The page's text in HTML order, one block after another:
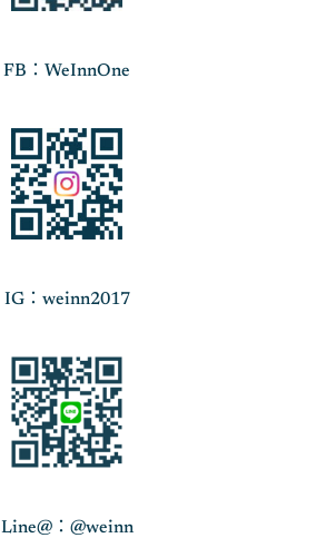
FB：WeInnOne
IG：weinn2017
Line@：@weinn